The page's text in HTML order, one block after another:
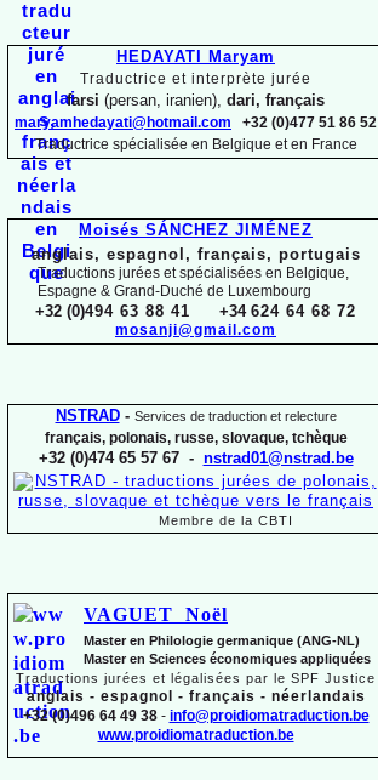
HEDAYATI Maryam
Traductrice et interprète jurée
farsi (persan, iranien), dari, français
maryamhedayati@hotmail.com +32 (0)477 51 86 52
Traductrice spécialisée en Belgique et en France
Moisés SÁNCHEZ JIMÉNEZ
anglais, espagnol, français, portugais
Traductions jurées et spécialisées en Belgique,
Espagne & Grand-Duché de Luxembourg
+32 (0)494 63 88 41 +34 624 64 68 72
mosanji@gmail.com
NSTRAD- Services de traduction et relecture
français, polonais, russe, slovaque, tchèque
+32 (0)474 65 57 67 - nstrad01@nstrad.be
Membre de la CBTI
VAGUET Noël
Master en Philologie germanique (ANG-NL)
Master en Sciences économiques appliquées
Traductions jurées et légalisées par le SPF Justice
anglais - espagnol - français - néerlandais
+32 (0)496 64 49 38 - info@proidiomatraduction.be
www.proidiomatraduction.be